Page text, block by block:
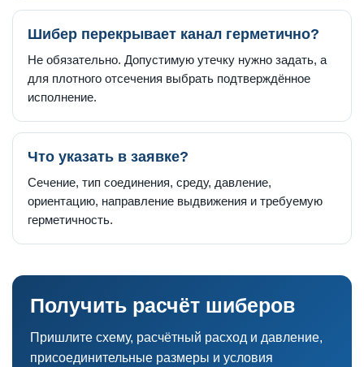
Шибер перекрывает канал герметично?
Не обязательно. Допустимую утечку нужно задать, а
для плотного отсечения выбрать подтверждённое
исполнение.
Что указать в заявке?
Сечение, тип соединения, среду, давление,
ориентацию, направление выдвижения и требуемую
герметичность.
Получить расчёт шиберов
Пришлите схему, расчётный расход и давление,
присоединительные размеры и условия